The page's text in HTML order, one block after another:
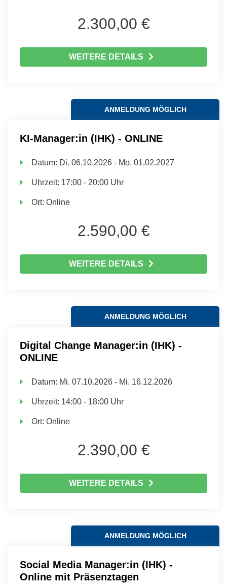
2.300,00 €
WEITERE DETAILS
ANMELDUNG MÖGLICH
KI-Manager:in (IHK) - ONLINE
Datum: Di. 06.10.2026 - Mo. 01.02.2027
Uhrzeit: 17:00 - 20:00 Uhr
Ort:Online
2.590,00 €
WEITERE DETAILS
ANMELDUNG MÖGLICH
Digital Change Manager:in (IHK) -
ONLINE
Datum: Mi. 07.10.2026 - Mi. 16.12.2026
Uhrzeit: 14:00 - 18:00 Uhr
Ort:Online
2.390,00 €
WEITERE DETAILS
ANMELDUNG MÖGLICH
Social Media Manager:in (IHK) -
Online mit Präsenztagen